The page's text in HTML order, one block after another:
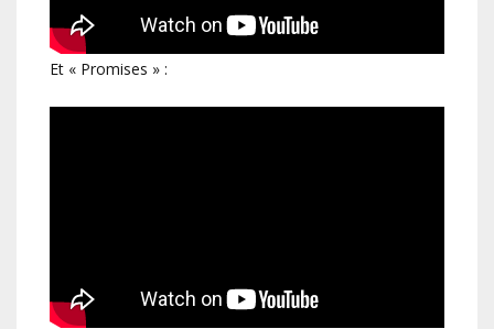
Et « Promises » :